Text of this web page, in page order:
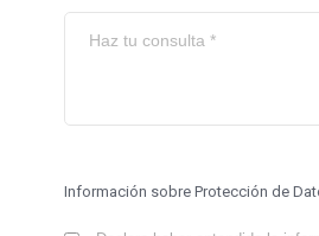
Información sobre Protección de